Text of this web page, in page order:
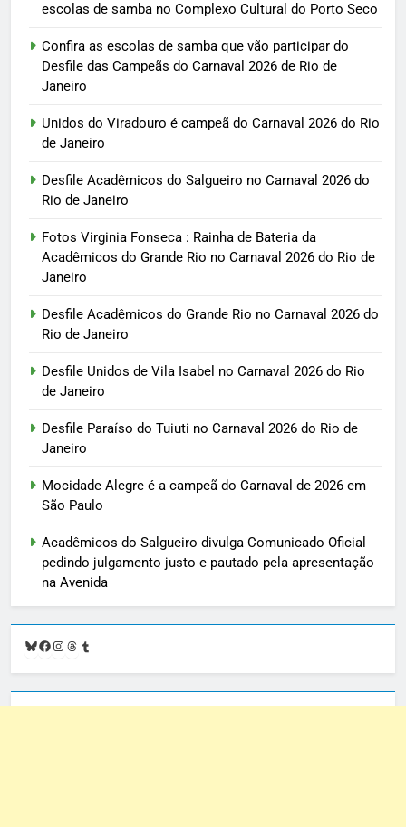
escolas de samba no Complexo Cultural do Porto Seco
Confira as escolas de samba que vão participar do
Desfile das Campeãs do Carnaval 2026 de Rio de
Janeiro
Unidos do Viradouro é campeã do Carnaval 2026 do Rio
de Janeiro
Desfile Acadêmicos do Salgueiro no Carnaval 2026 do
Rio de Janeiro
Fotos Virginia Fonseca : Rainha de Bateria da
Acadêmicos do Grande Rio no Carnaval 2026 do Rio de
Janeiro
Desfile Acadêmicos do Grande Rio no Carnaval 2026 do
Rio de Janeiro
Desfile Unidos de Vila Isabel no Carnaval 2026 do Rio
de Janeiro
Desfile Paraíso do Tuiuti no Carnaval 2026 do Rio de
Janeiro
Mocidade Alegre é a campeã do Carnaval de 2026 em
São Paulo
Acadêmicos do Salgueiro divulga Comunicado Oficial
pedindo julgamento justo e pautado pela apresentação
na Avenida
Bluesky
Facebook
Instagram
Threads